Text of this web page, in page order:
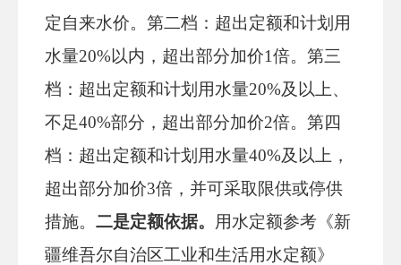
定自来水价。第二档：超出定额和计划用
水量20%以内，超出部分加价1倍。第三
档：超出定额和计划用水量20%及以上、
不足40%部分，超出部分加价2倍。第四
档：超出定额和计划用水量40%及以上，
超出部分加价3倍，并可采取限供或停供
措施。 二是定额依据。 用水定额参考《新
疆维吾尔自治区工业和生活用水定额》